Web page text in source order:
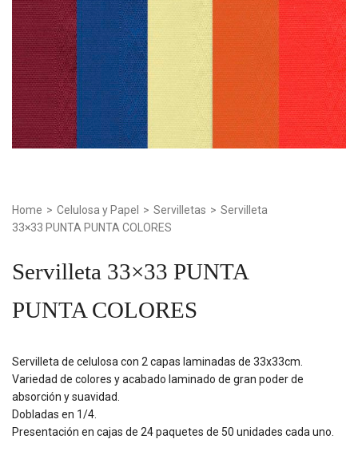
Home > Celulosa y Papel > Servilletas > Servilleta
33×33 PUNTA PUNTA COLORES
Servilleta 33×33 PUNTA
PUNTA COLORES
Servilleta de celulosa con 2 capas laminadas de 33x33cm.
Variedad de colores y acabado laminado de gran poder de
absorción y suavidad.
Dobladas en 1/4.
Presentación en cajas de 24 paquetes de 50 unidades cada uno.